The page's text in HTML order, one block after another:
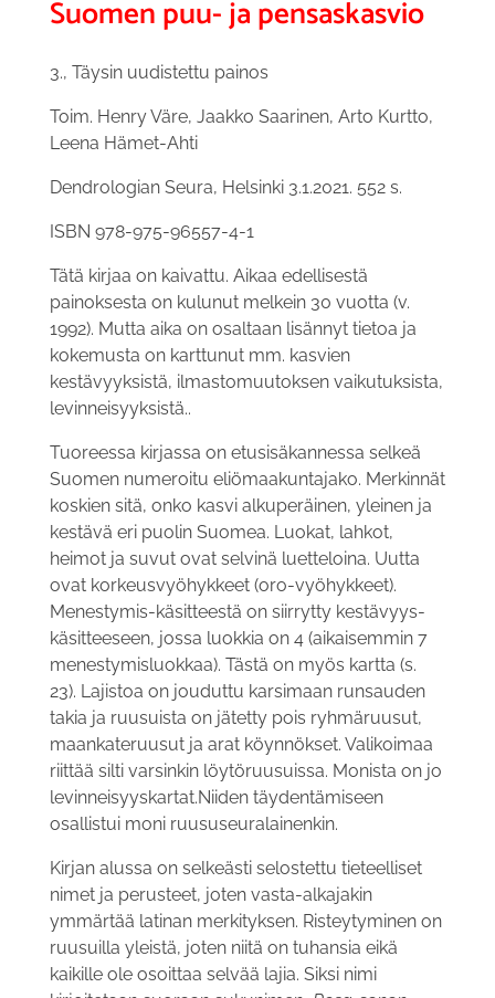
Suomen puu- ja pensaskasvio
3., Täysin uudistettu painos
Toim. Henry Väre, Jaakko Saarinen, Arto Kurtto,
Leena Hämet-Ahti
Dendrologian Seura, Helsinki 3.1.2021. 552 s.
ISBN 978-975-96557-4-1
Tätä kirjaa on kaivattu. Aikaa edellisestä
painoksesta on kulunut melkein 30 vuotta (v.
1992). Mutta aika on osaltaan lisännyt tietoa ja
kokemusta on karttunut mm. kasvien
kestävyyksistä, ilmastomuutoksen vaikutuksista,
levinneisyyksistä..
Tuoreessa kirjassa on etusisäkannessa selkeä
Suomen numeroitu eliömaakuntajako. Merkinnät
koskien sitä, onko kasvi alkuperäinen, yleinen ja
kestävä eri puolin Suomea. Luokat, lahkot,
heimot ja suvut ovat selvinä luetteloina. Uutta
ovat korkeusvyöhykkeet (oro-vyöhykkeet).
Menestymis-käsitteestä on siirrytty kestävyys-
käsitteeseen, jossa luokkia on 4 (aikaisemmin 7
menestymisluokkaa). Tästä on myös kartta (s.
23). Lajistoa on jouduttu karsimaan runsauden
takia ja ruusuista on jätetty pois ryhmäruusut,
maankateruusut ja arat köynnökset. Valikoimaa
riittää silti varsinkin löytöruusuissa. Monista on jo
levinneisyyskartat.Niiden täydentämiseen
osallistui moni ruususeuralainenkin.
Kirjan alussa on selkeästi selostettu tieteelliset
nimet ja perusteet, joten vasta-alkajakin
ymmärtää latinan merkityksen. Risteytyminen on
ruusuilla yleistä, joten niitä on tuhansia eikä
kaikille ole osoittaa selvää lajia. Siksi nimi